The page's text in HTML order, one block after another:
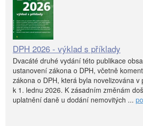
DPH 2026 - výklad s příklady
Dvacáté druhé vydání této publikace
ustanovení zákona o DPH, včetně
zákona o DPH, která byla novelizována
k 1. lednu 2026. K zásadním změnám
uplatnění daně u dodání nemovitých ...